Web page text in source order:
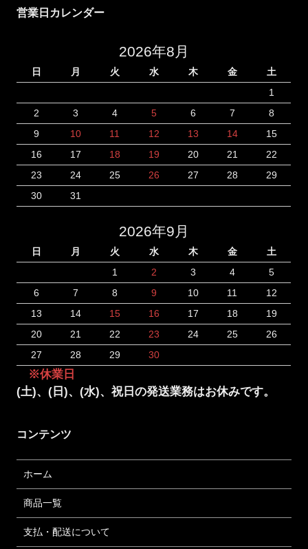
営業日カレンダー
2026年8月
日 月 火 水 木 金
土
1
2
3 4 5 6 7
8
9
10 11 12 13 14
15
16
17 18 19 20 21
22
23
24 25 26 27 28
29
30
31
2026年9月
日 月 火 水 木 金
土
1
2 3 4
5
6
7 8 9 10 11
12
13
14 15 16 17 18
19
20
21 22 23 24 25
26
27
28 29 30
※休業日
(土)、(日)、(水)、祝日の発送業務はお休みです。
コンテンツ
ホーム
商品一覧
支払・配送について